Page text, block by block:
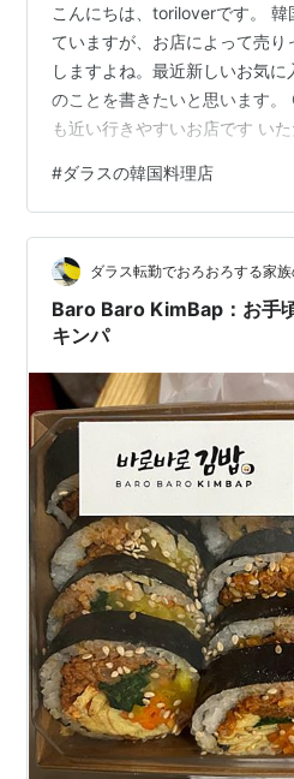
こんにちは、toriloverです。
ていますが、お店によって売り
しますよね。最近新しいお気
のことを書きたいと思います
も近い行きやすいお店です い
め Gold SpoonはHmartからも
最近はじめて行ってみたお店
す。場所はHmartとかの次くら
場所です。以前、韓国うどんの
曜日が休みだったので、一度…
#ダラスの韓国料理店
ダラス転勤でおろおろする家
Baro Baro KimBap：お手
キンパ